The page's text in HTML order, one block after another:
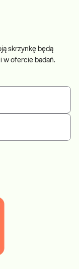
skrzynkę będą
w ofercie badań.